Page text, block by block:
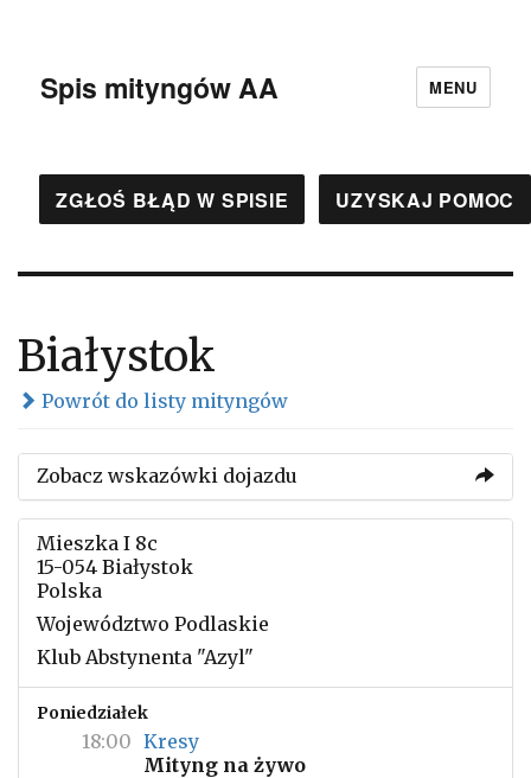
Spis mityngów AA MENU
ZGŁOŚ BŁĄD W SPISIE UZYSKAJ POMOC
Białystok
Powrót do listy mityngów
Zobacz wskazówki dojazdu
Mieszka I 8c
15-054 Białystok
Polska
Województwo Podlaskie
Klub Abstynenta "Azyl"
Poniedziałek
18:00 Kresy
Mityng na żywo